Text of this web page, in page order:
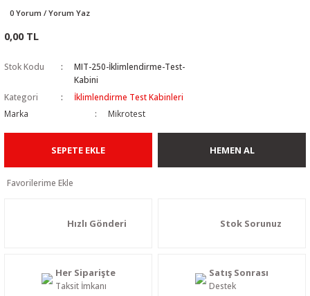
0 Yorum / Yorum Yaz
0,00 TL
Stok Kodu
MIT-250-İklimlendirme-Test-
Kabini
Kategori
İklimlendirme Test Kabinleri
Marka
Mikrotest
SEPETE EKLE HEMEN AL
Hızlı Gönderi Stok Sorunuz
Her Siparişte
Taksit İmkanı
Satış Sonrası
Destek